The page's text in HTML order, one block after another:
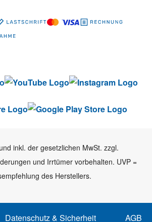
inkl. der gesetzlichen MwSt. zzgl.
und Irrtümer vorbehalten. UVP =
des Herstellers.
Datenschutz & Sicherheit AGB